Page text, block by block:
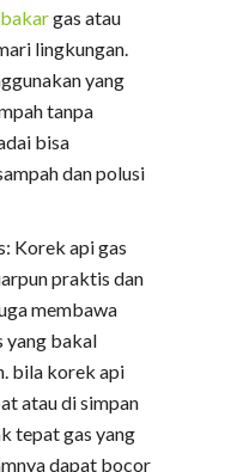
gas atau
lingkungan.
yang
tanpa
bisa
dan polusi
Korek api gas
praktis dan
membawa
yang bakal
bila korek api
atau di simpan
tepat gas yang
dapat bocor